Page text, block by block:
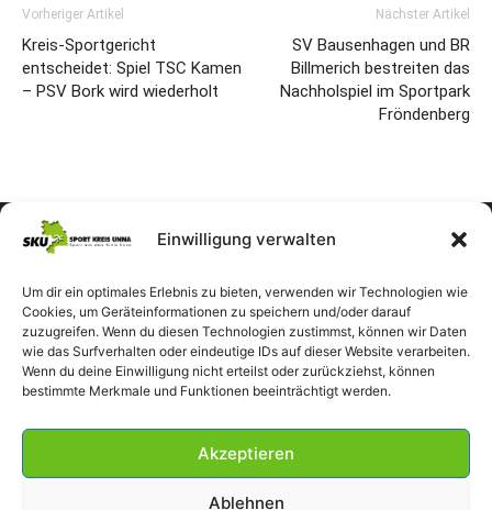
Einwilligung verwalten
Um dir ein optimales Erlebnis zu bieten, verwenden wir Technologien wie
Cookies, um Geräteinformationen zu speichern und/oder darauf
zuzugreifen. Wenn du diesen Technologien zustimmst, können wir Daten
wie das Surfverhalten oder eindeutige IDs auf dieser Website verarbeiten.
Wenn du deine Einwilligung nicht erteilst oder zurückziehst, können
bestimmte Merkmale und Funktionen beeinträchtigt werden.
Akzeptieren
Ablehnen
Vorheriger Artikel
Kreis-Sportgericht
entscheidet: Spiel TSC Kamen
– PSV Bork wird wiederholt
Nächster Artikel
SV Bausenhagen und BR
Billmerich bestreiten das
Nachholspiel im Sportpark
Fröndenberg